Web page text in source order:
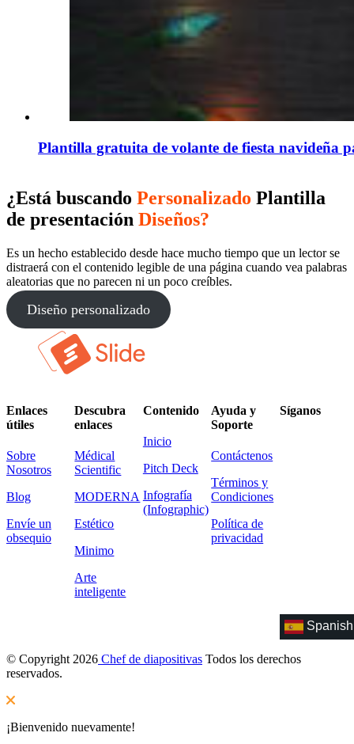
Plantilla gratuita de volante de fiesta navideña
¿Está buscando Personalizado Plantilla
de presentación Diseños?
Es un hecho establecido desde hace mucho tiempo que un lector se
distraerá con el contenido legible de una página cuando vea palabras
aleatorias que no parecen ni un poco creíbles.
Diseño personalizado
Enlaces
útiles
Sobre
Nosotros
Blog
Envíe un
obsequio
Descubra
enlaces
Médical
Scientific
MODERNA
Estético
Minimo
Arte
inteligente
Contenido
Inicio
Pitch Deck
Infografía
(Infographic)
Ayuda y
Soporte
Contáctenos
Términos y
Condiciones
Política de
privacidad
Síganos
Spanish
© Copyright 2026 Chef de diapositivas Todos los derechos
reservados.
¡Bienvenido nuevamente!